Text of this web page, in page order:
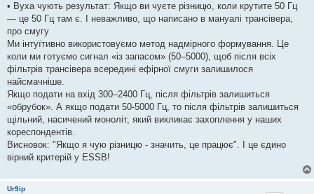
• Вуха чують результат: Якщо ви чуєте різницю, коли крутите 50 Гц
— це 50 Гц там є. І неважливо, що написано в мануалі трансівера,
про смугу
Ми інтуїтивно використовуємо метод надмірного формування. Це
коли ми готуємо сигнал «із запасом» (50–5000), щоб після всіх
фільтрів трансівера всередині ефірної смуги залишилося
найсмачніше.
Якщо подати на вхід 300–2400 Гц, після фільтрів залишиться
«обрубок». А якщо подати 50-5000 Гц, то після фільтрів залишиться
щільний, насичений моноліт, який викликає захоплення у наших
кореспондентів.
Висновок: "Якщо я чую різницю - значить, це працює". І це єдино
вірний критерій у ESSB!
Ur9ip